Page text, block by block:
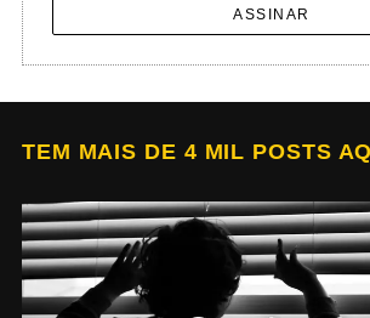
ASSINAR
TEM MAIS DE 4 MIL POSTS